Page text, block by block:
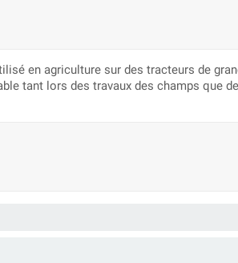
en agriculture sur des tracteurs de
tant lors des travaux des champs que